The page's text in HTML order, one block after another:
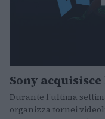
Sony
Durante l’ultima
organizza tornei